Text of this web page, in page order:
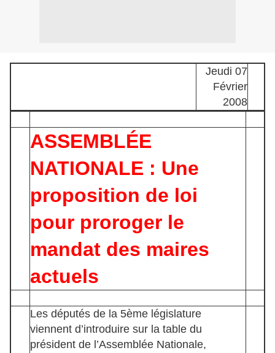
Jeudi 07
Février
2008
ASSEMBLÉE
NATIONALE : Une
proposition de loi
pour proroger le
mandat des maires
actuels
Les députés de la 5ème législature
viennent d’introduire sur la table du
président de l’Assemblée Nationale,